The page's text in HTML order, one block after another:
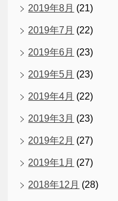
2019年8月 (21)
2019年7月 (22)
2019年6月 (23)
2019年5月 (23)
2019年4月 (22)
2019年3月 (23)
2019年2月 (27)
2019年1月 (27)
2018年12月 (28)